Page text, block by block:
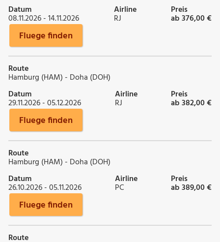
Datum
08.11.2026 - 14.11.2026
Airline
RJ
Preis
ab 376,00 €
Fluege finden
Route
Hamburg (HAM) - Doha (DOH)
Datum
29.11.2026 - 05.12.2026
Airline
RJ
Preis
ab 382,00 €
Fluege finden
Route
Hamburg (HAM) - Doha (DOH)
Datum
26.10.2026 - 05.11.2026
Airline
PC
Preis
ab 389,00 €
Fluege finden
Route